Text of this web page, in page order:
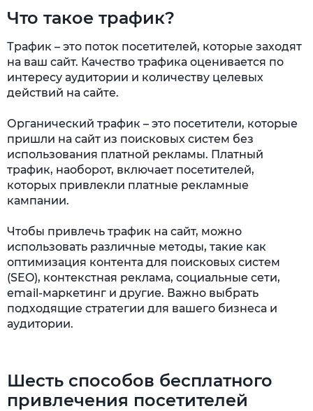
Что такое трафик?
Трафик – это поток посетителей, которые заходят
на ваш сайт. Качество трафика оценивается по
интересу аудитории и количеству целевых
действий на сайте.
Органический трафик – это посетители, которые
пришли на сайт из поисковых систем без
использования платной рекламы. Платный
трафик, наоборот, включает посетителей,
которых привлекли платные рекламные
кампании.
Чтобы привлечь трафик на сайт, можно
использовать различные методы, такие как
оптимизация контента для поисковых систем
(SEO), контекстная реклама, социальные сети,
email-маркетинг и другие. Важно выбрать
подходящие стратегии для вашего бизнеса и
аудитории.
Шесть способов бесплатного
привлечения посетителей